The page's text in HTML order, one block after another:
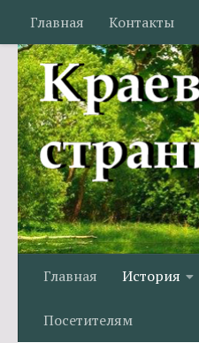
Перейти к содержимому
Главная Контакты
Главная История
Посетителям